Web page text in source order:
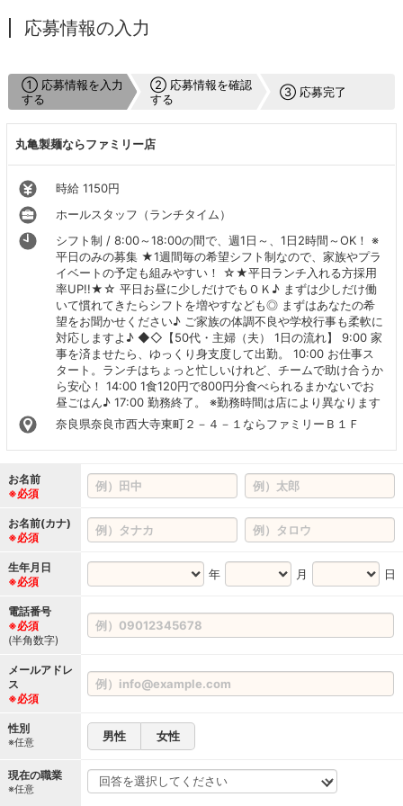
応募情報の入力
① 応募情報を入力
する
② 応募情報を確認
する
③ 応募完了
丸亀製麺ならファミリー店
時給 1150円
ホールスタッフ（ランチタイム）
シフト制 / 8:00～18:00の間で、週1日～、1日2時間～OK！ ※
平日のみの募集 ★1週間毎の希望シフト制なので、家族やプラ
イベートの予定も組みやすい！ ☆★平日ランチ入れる方採用
率UP!!★☆ 平日お昼に少しだけでもＯＫ♪ まずは少しだけ働
いて慣れてきたらシフトを増やすなども◎ まずはあなたの希
望をお聞かせください♪ ご家族の体調不良や学校行事も柔軟に
対応しますよ♪ ◆◇【50代・主婦（夫） 1日の流れ】 9:00 家
事を済ませたら、ゆっくり身支度して出勤。 10:00 お仕事ス
タート。ランチはちょっと忙しいけれど、チームで助け合うか
ら安心！ 14:00 1食120円で800円分食べられるまかないでお
昼ごはん♪ 17:00 勤務終了。 ※勤務時間は店により異なります
奈良県奈良市西大寺東町２－４－１ならファミリーＢ１Ｆ
お名前
※必須
お名前(カナ)
※必須
生年月日
※必須
年 月 日
電話番号
※必須
(半角数字)
メールアドレ
ス
※必須
性別
※任意 男性 女性
現在の職業
※任意